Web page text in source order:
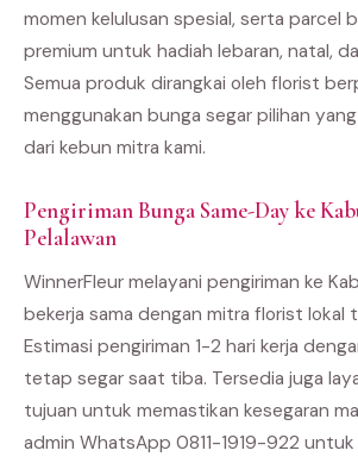
momen kelulusan spesial, serta parcel
premium untuk hadiah lebaran, natal,
Semua produk dirangkai oleh florist
menggunakan bunga segar pilihan
dari kebun mitra kami.
Pengiriman Bunga Same-Day ke
Pelalawan
WinnerFleur melayani pengiriman ke
bekerja sama dengan mitra florist lokal
Estimasi pengiriman 1-2 hari kerja
tetap segar saat tiba. Tersedia juga
tujuan untuk memastikan kesegaran
admin WhatsApp 0811-1919-922 untuk